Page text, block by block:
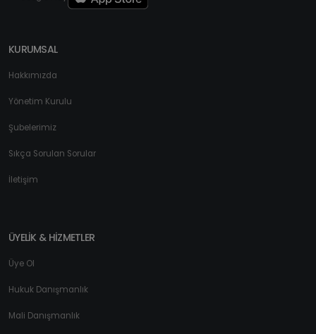
KURUMSAL
Hakkımızda
Yönetim Kurulu
Şubelerimiz
Sıkça Sorulan Sorular
İletişim
ÜYELİK & HİZMETLER
Üye Ol
Hukuk Danışmanlık
Mali Danışmanlık